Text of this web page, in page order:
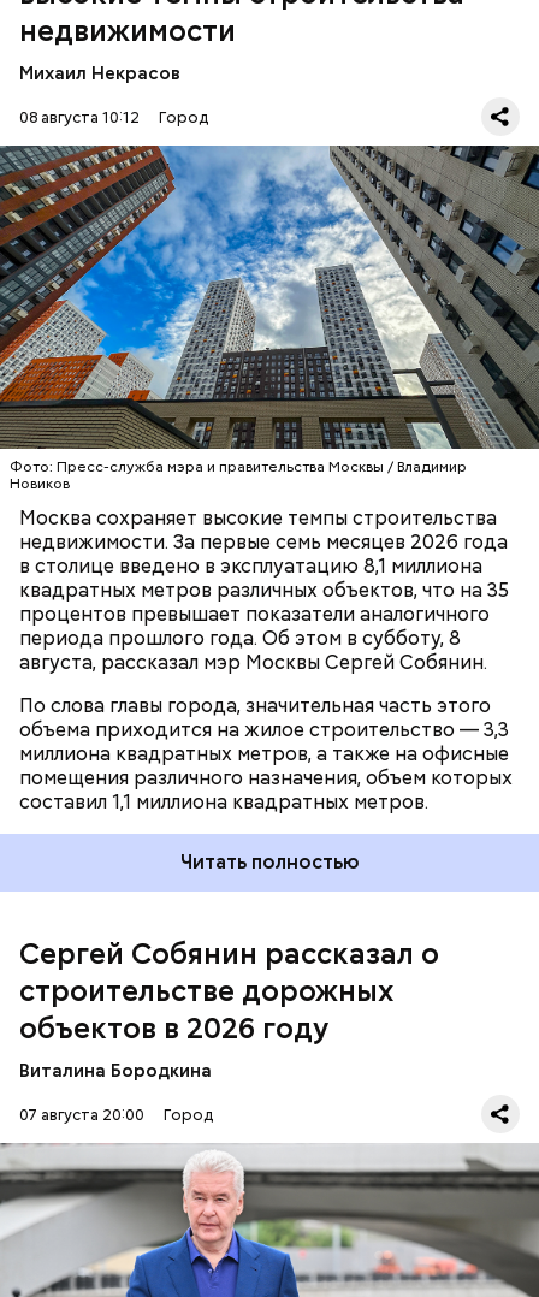
недвижимости
Михаил Некрасов
08 августа 10:12 Город
Фото: Пресс-служба мэра и правительства Москвы / Владимир
Новиков
Москва сохраняет высокие темпы строительства
недвижимости. За первые семь месяцев 2026 года
в столице введено в эксплуатацию 8,1 миллиона
квадратных метров различных объектов, что на 35
процентов превышает показатели аналогичного
периода прошлого года. Об этом в субботу, 8
августа, рассказал мэр Москвы Сергей Собянин.
По слова главы города, значительная часть этого
объема приходится на жилое строительство — 3,3
миллиона квадратных метров, а также на офисные
помещения различного назначения, объем которых
составил 1,1 миллиона квадратных метров.
Фото: Telegram / Мэр Москвы Сергей Собянин
— По итогам этого года прогнозируется ввод 16,1
миллиона квадратных метров недвижимости. С
2011 года в городе построено 172,7 миллиона
квадратных метров, в том числе 75,4 миллиона
квадратных метров жилья, — написал Собянин на
своей странице вМАКС.
Читать полностью
СТРОИТЕЛЬСТВО
МОСКВА
СЕРГЕЙ СОБЯНИН
Сергей Собянин рассказал о
строительстве дорожных
объектов в 2026 году
Виталина Бородкина
07 августа 20:00 Город
— Большую работу по созданию комфортной и
За это время построили свыше 1,6 тысячи
километров новых дорог, возвели и
реконструировали 75 процентов магистралей. В
городе появилось 495 тоннелей, эстакад и мостов
— количество искусственных транспортных
Также построили 374 внеуличных пешеходных
Ранее заместитель мэра Москвы по вопросам
транспорта и промышленности Максим Ликсутов
рассказал, чтоболее 60 проектовЦентра
организации дорожного движения будут
реализованы в Москве в 2026 году на вылетных
магистралях — это крупные трассы и проспекты,
которые соединяют центр города с его окраинами
и Московской областью.